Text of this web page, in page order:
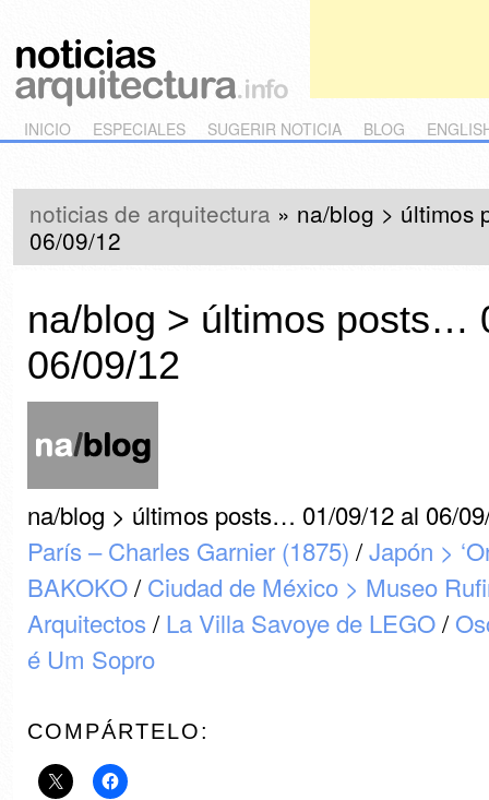
Main menu
Skip to primary content
Skip to secondary content
INICIO ESPECIALES SUGERIR NOTICIA BLOG
noticias de arquitectura » na/blog >
06/09/12
na/blog > últimos posts…
06/09/12
na/blog > últimos posts… 01/09/12 al 06/
París – Charles Garnier (1875) /Japón >
BAKOKO/Ciudad de México > Museo
Arquitectos /La Villa Savoye de LEGO/
é Um Sopro
COMPÁRTELO: